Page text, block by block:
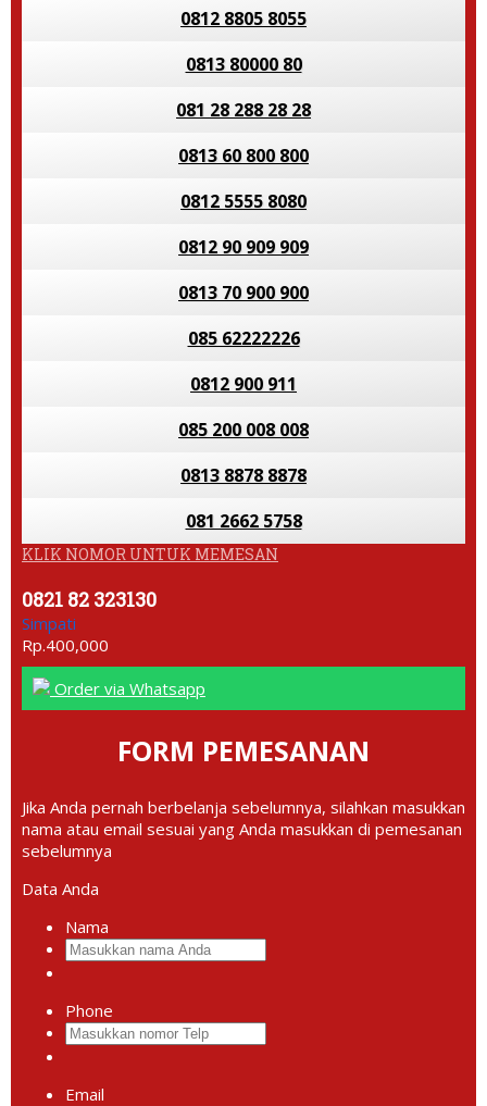
0812 8805 8055
0813 80000 80
081 28 288 28 28
0813 60 800 800
0812 5555 8080
0812 90 909 909
0813 70 900 900
085 62222226
0812 900 911
085 200 008 008
0813 8878 8878
081 2662 5758
KLIK NOMOR UNTUK MEMESAN
0821 82 323130
Simpati
Rp.400,000
Order via Whatsapp
FORM PEMESANAN
Jika Anda pernah berbelanja sebelumnya, silahkan masukkan
nama atau email sesuai yang Anda masukkan di pemesanan
sebelumnya
Data Anda
Nama
Phone
Email